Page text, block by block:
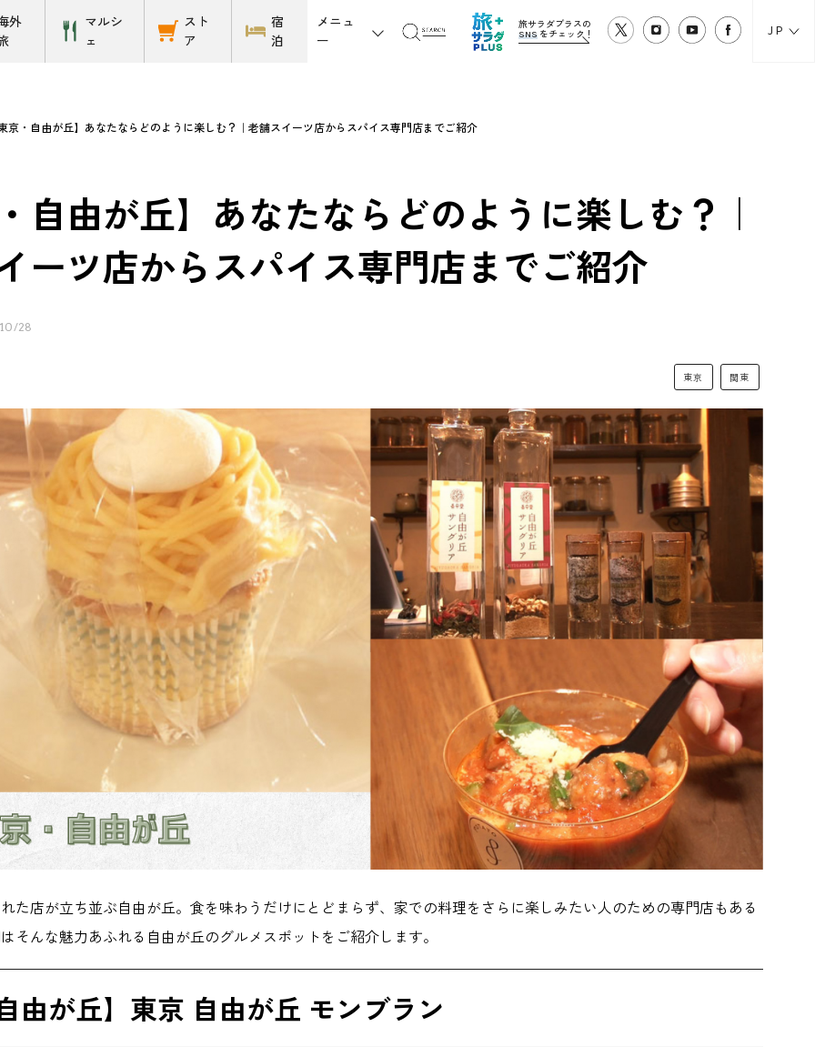
外
マルシ
ェ
スト
ア
宿
泊
メニュ
ー
旅サラダプラスの
SNS をチェック！ JP
東京・自由が丘】あなたならどのように楽しむ？｜老舗スイーツ店からスパイス専門店までご紹介
自由が丘】あなたならどのように楽しむ？｜
ーツ店からスパイス専門店までご紹介
28
東京 関東
た店が立ち並ぶ自由が丘。食を味わうだけにとどまらず、家での料理をさらに楽しみたい人のための専門店もある
そんな魅力あふれる自由が丘のグルメスポットをご紹介します。
由が丘】東京 自由が丘 モンブラン